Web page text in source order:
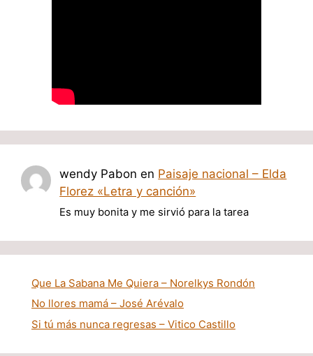
wendy Pabon en Paisaje nacional – Elda
Florez «Letra y canción»
Es muy bonita y me sirvió para la tarea
Que La Sabana Me Quiera – Norelkys Rondón
No llores mamá – José Arévalo
Si tú más nunca regresas – Vitico Castillo